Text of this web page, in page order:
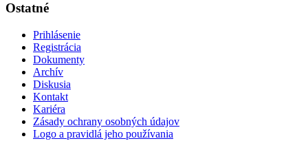
Ostatné
Prihlásenie
Registrácia
Dokumenty
Archív
Diskusia
Kontakt
Kariéra
Zásady ochrany osobných údajov
Logo a pravidlá jeho používania